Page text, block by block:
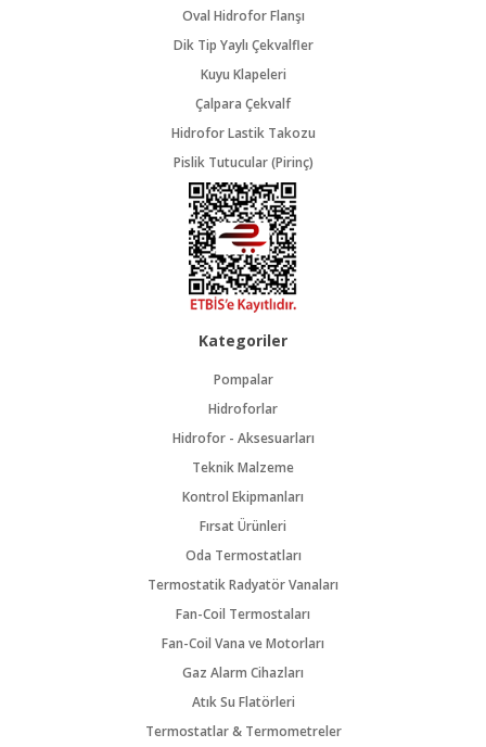
Oval Hidrofor Flanşı
Dik Tip Yaylı Çekvalfler
Kuyu Klapeleri
Çalpara Çekvalf
Hidrofor Lastik Takozu
Pislik Tutucular (Pirinç)
Kategoriler
Pompalar
Hidroforlar
Hidrofor - Aksesuarları
Teknik Malzeme
Kontrol Ekipmanları
Fırsat Ürünleri
Oda Termostatları
Termostatik Radyatör Vanaları
Fan-Coil Termostaları
Fan-Coil Vana ve Motorları
Gaz Alarm Cihazları
Atık Su Flatörleri
Termostatlar & Termometreler